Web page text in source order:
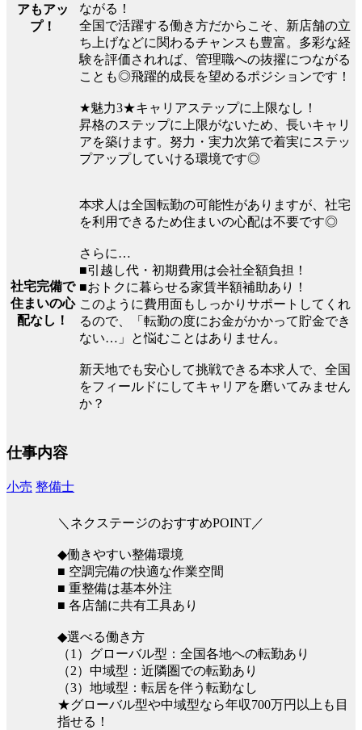
アもアッ
プ！
ながる！
全国で活躍する働き方だからこそ、新店舗の立
ち上げなどに関わるチャンスも豊富。多彩な経
験を評価されれば、管理職への抜擢につながる
ことも◎飛躍的成長を望めるポジションです！
★魅力3★キャリアステップに上限なし！
昇格のステップに上限がないため、長いキャリ
アを築けます。努力・実力次第で着実にステッ
プアップしていける環境です◎
社宅完備で
住まいの心
配なし！
本求人は全国転勤の可能性がありますが、社宅
を利用できるため住まいの心配は不要です◎
さらに…
■引越し代・初期費用は会社全額負担！
■おトクに暮らせる家賃半額補助あり！
このように費用面もしっかりサポートしてくれ
るので、「転勤の度にお金がかかって貯金でき
ない…」と悩むことはありません。
新天地でも安心して挑戦できる本求人で、全国
をフィールドにしてキャリアを磨いてみません
か？
仕事内容
小売 整備士
＼ネクステージのおすすめPOINT／
◆働きやすい整備環境
■ 空調完備の快適な作業空間
■ 重整備は基本外注
■ 各店舗に共有工具あり
◆選べる働き方
（1）グローバル型：全国各地への転勤あり
（2）中域型：近隣圏での転勤あり
（3）地域型：転居を伴う転勤なし
★グローバル型や中域型なら年収700万円以上も目
指せる！